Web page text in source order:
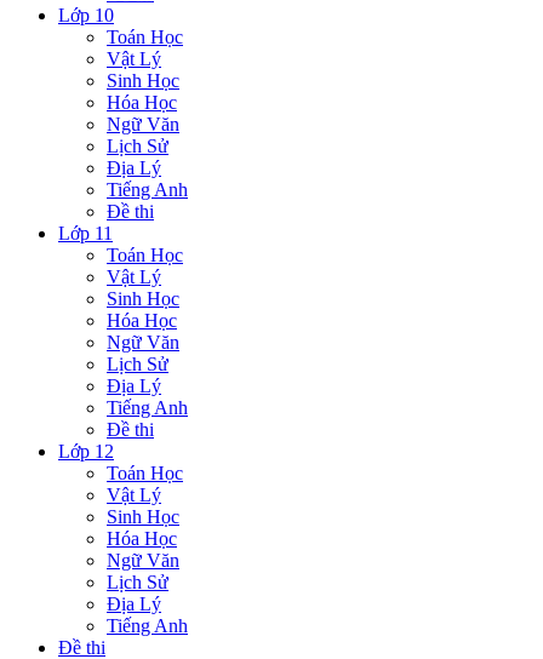
Lớp 10
Toán Học
Vật Lý
Sinh Học
Hóa Học
Ngữ Văn
Lịch Sử
Địa Lý
Tiếng Anh
Đề thi
Lớp 11
Toán Học
Vật Lý
Sinh Học
Hóa Học
Ngữ Văn
Lịch Sử
Địa Lý
Tiếng Anh
Đề thi
Lớp 12
Toán Học
Vật Lý
Sinh Học
Hóa Học
Ngữ Văn
Lịch Sử
Địa Lý
Tiếng Anh
Đề thi